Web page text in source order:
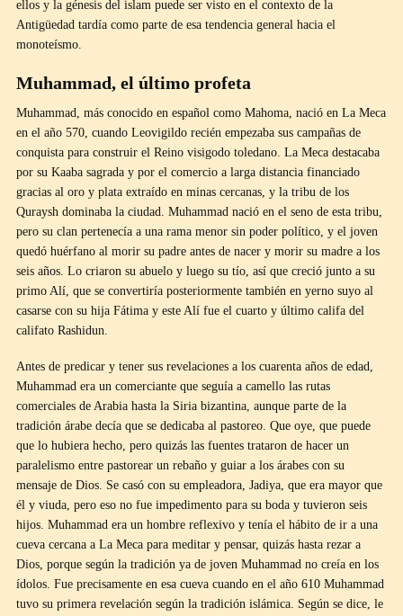
ellos y la génesis del islam puede ser visto en el contexto de la
Antigüedad tardía como parte de esa tendencia general hacia el
monoteísmo.
Muhammad, el último profeta
Muhammad, más conocido en español como Mahoma, nació en La Meca
en el año 570, cuando Leovigildo recién empezaba sus campañas de
conquista para construir el Reino visigodo toledano. La Meca destacaba
por su Kaaba sagrada y por el comercio a larga distancia financiado
gracias al oro y plata extraído en minas cercanas, y la tribu de los
Quraysh dominaba la ciudad. Muhammad nació en el seno de esta tribu,
pero su clan pertenecía a una rama menor sin poder político, y el joven
quedó huérfano al morir su padre antes de nacer y morir su madre a los
seis años. Lo criaron su abuelo y luego su tío, así que creció junto a su
primo Alí, que se convertiría posteriormente también en yerno suyo al
casarse con su hija Fátima y este Alí fue el cuarto y último califa del
califato Rashidun.
Antes de predicar y tener sus revelaciones a los cuarenta años de edad,
Muhammad era un comerciante que seguía a camello las rutas
comerciales de Arabia hasta la Siria bizantina, aunque parte de la
tradición árabe decía que se dedicaba al pastoreo. Que oye, que puede
que lo hubiera hecho, pero quizás las fuentes trataron de hacer un
paralelismo entre pastorear un rebaño y guiar a los árabes con su
mensaje de Dios. Se casó con su empleadora, Jadiya, que era mayor que
él y viuda, pero eso no fue impedimento para su boda y tuvieron seis
hijos. Muhammad era un hombre reflexivo y tenía el hábito de ir a una
cueva cercana a La Meca para meditar y pensar, quizás hasta rezar a
Dios, porque según la tradición ya de joven Muhammad no creía en los
ídolos. Fue precisamente en esa cueva cuando en el año 610 Muhammad
tuvo su primera revelación según la tradición islámica. Según se dice, le